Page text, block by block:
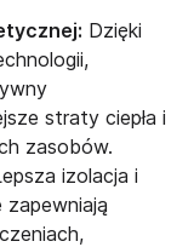
Dzięki
straty ciepła i
zasobów.
izolacja i